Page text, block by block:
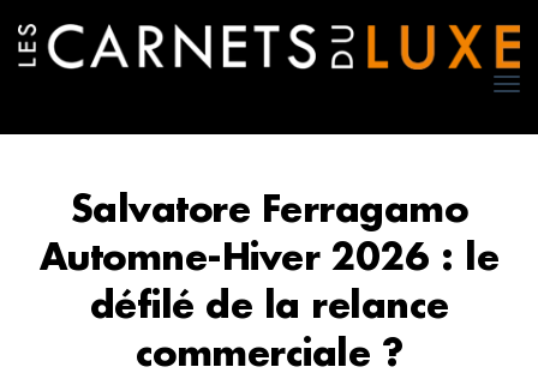
Salvatore Ferragamo
Automne-Hiver 2026 : le
défilé de la relance
commerciale ?